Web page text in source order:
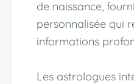
de naissance,
personnalisée qui
informations
Les astrologues